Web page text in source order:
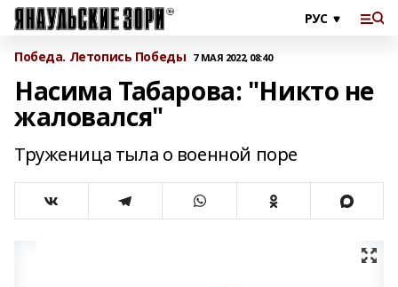
Победа. Летопись Победы 7 МАЯ 2022, 08:40
Насима Табарова: "Никто не
жаловался"
Труженица тыла о военной поре